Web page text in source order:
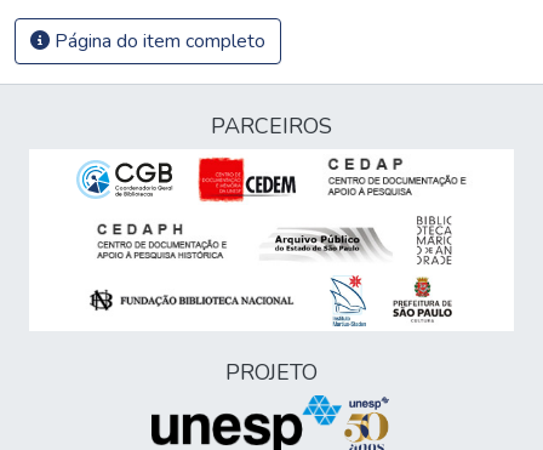
Página do item completo
PARCEIROS
PROJETO